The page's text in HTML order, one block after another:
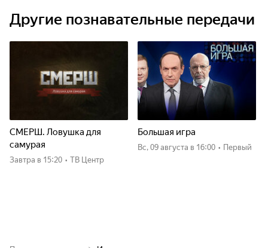
Другие познавательные передачи
СМЕРШ. Ловушка для
самурая
Завтра в 15:20 • ТВ Центр
Большая игра
вс, 09 августа в 16:00 • Первый